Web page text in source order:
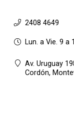
2408 4649
Lun. a Vie. 9 a
Av. Uruguay
Cordón,